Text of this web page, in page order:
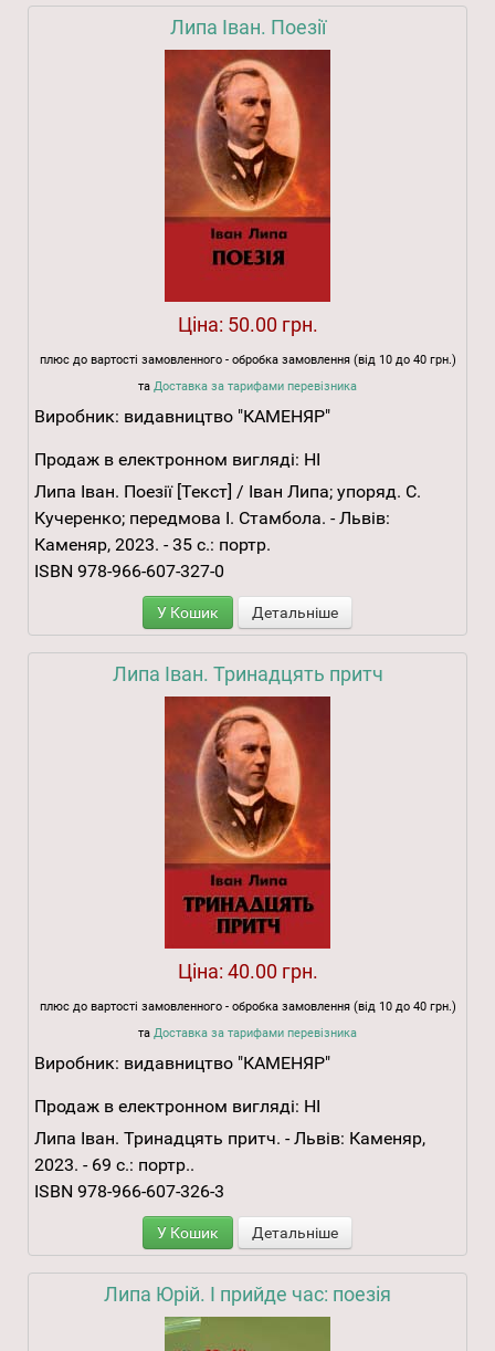
Липа Іван. Поезії
Ціна: 50.00 грн.
плюс до вартості замовленного - обробка замовлення (від 10 до 40 грн.)
та Доставка за тарифами перевізника
Виробник: видавництво "КАМЕНЯР"
Продаж в електронном вигляді: НІ
Липа Іван. Поезії [Текст] / Іван Липа; упоряд. С.
Кучеренко; передмова І. Стамбола. - Львів:
Каменяр, 2023. - 35 с.: портр.
ISBN 978-966-607-327-0
У Кошик Детальніше
Липа Іван. Тринадцять притч
Ціна: 40.00 грн.
плюс до вартості замовленного - обробка замовлення (від 10 до 40 грн.)
та Доставка за тарифами перевізника
Виробник: видавництво "КАМЕНЯР"
Продаж в електронном вигляді: НІ
Липа Іван. Тринадцять притч. - Львів: Каменяр,
2023. - 69 с.: портр..
ISBN 978-966-607-326-3
У Кошик Детальніше
Липа Юрій. І прийде час: поезія